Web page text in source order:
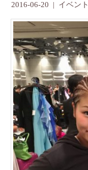
2016-06-20 | イベント